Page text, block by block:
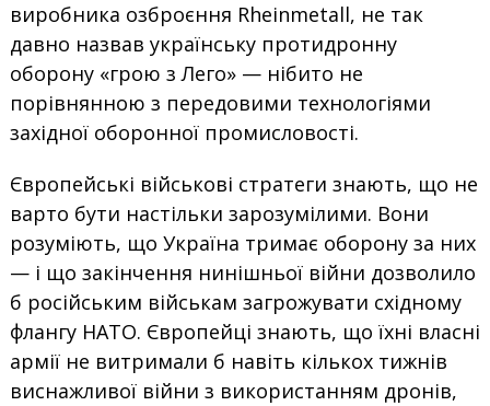
виробника озброєння Rheinmetall, не так
давно назвав українську протидронну
оборону «грою з Лего» — нібито не
порівнянною з передовими технологіями
західної оборонної промисловості.
Європейські військові стратеги знають, що не
варто бути настільки зарозумілими. Вони
розуміють, що Україна тримає оборону за них
— і що закінчення нинішньої війни дозволило
б російським військам загрожувати східному
флангу НАТО. Європейці знають, що їхні власні
армії не витримали б навіть кількох тижнів
виснажливої війни з використанням дронів,